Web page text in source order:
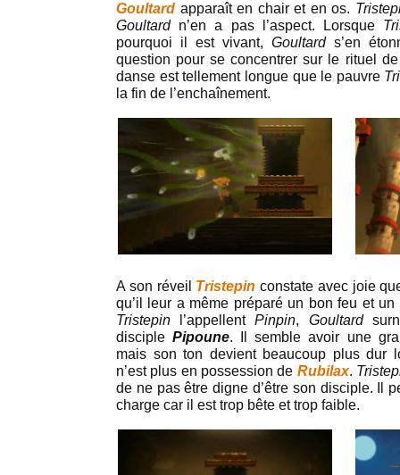
Goultard apparaît en chair et en os.
Goultard n’en a pas l’aspect. Lorsque
pourquoi il est vivant, Goultard s’en
question pour se concentrer sur le rituel
danse est tellement longue que le pauvre
la fin de l’enchaînement.
A son réveil Tristepinconstate avec joie
qu’il leur a même préparé un bon feu et
Tristepin
l’appellentPinpin, Goultard
disciplePipoune. Il semble avoir une
mais son ton devient beaucoup plus dur
n’est plus en possession de Rubilax.
de ne pas être digne d’être son disciple. Il
charge car il est trop bête et trop faible.